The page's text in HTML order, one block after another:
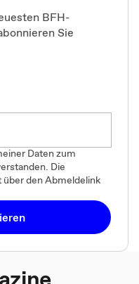
BFH-
Sie
Daten zum
Die
über den Abmeldelink